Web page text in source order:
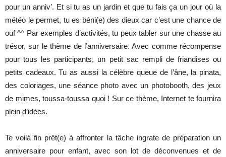
pour un anniv’. Et si tu as un jardin et que tu fais ça un jour où la
météo le permet, tu es béni(e) des dieux car c’est une chance de
ouf ^^ Par exemples d’activités, tu peux tabler sur une chasse au
trésor, sur le thème de l’anniversaire. Avec comme récompense
pour tous les participants, un petit sac rempli de friandises ou
petits cadeaux. Tu as aussi la célèbre queue de l’âne, la pinata,
des coloriages, une séance photo avec un photobooth, des jeux
de mimes, toussa-toussa quoi ! Sur ce thème, Internet te fournira
plein d’idées.
Te voilà fin prêt(e) à affronter la tâche ingrate de préparation un
anniversaire pour enfant, avec son lot de déconvenues et de